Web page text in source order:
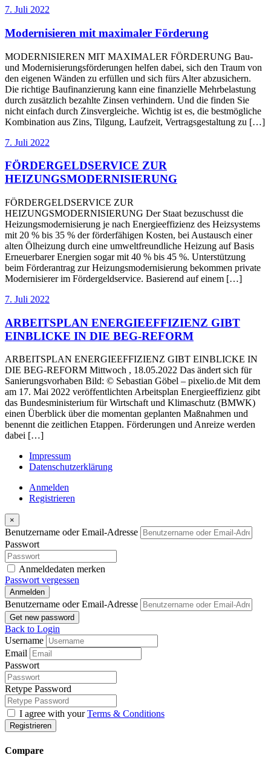
7. Juli 2022
Modernisieren mit maximaler Förderung
MODERNISIEREN MIT MAXIMALER FÖRDERUNG Bau-
und Modernisierungsförderungen helfen dabei, sich den Traum von
den eigenen Wänden zu erfüllen und sich fürs Alter abzusichern.
Die richtige Baufinanzierung kann eine finanzielle Mehrbelastung
durch zusätzlich bezahlte Zinsen verhindern. Und die finden Sie
nicht einfach durch Zinsvergleiche. Wichtig ist es, die bestmögliche
Kombination aus Zins, Tilgung, Laufzeit, Vertragsgestaltung zu […]
7. Juli 2022
FÖRDERGELDSERVICE ZUR
HEIZUNGSMODERNISIERUNG
FÖRDERGELDSERVICE ZUR
HEIZUNGSMODERNISIERUNG Der Staat bezuschusst die
Heizungsmodernisierung je nach Energieeffizienz des Heizsystems
mit 20 % bis 35 % der förderfähigen Kosten, bei Austausch einer
alten Ölheizung durch eine umweltfreundliche Heizung auf Basis
Erneuerbarer Energien sogar mit 40 % bis 45 %. Unterstützung
beim Förderantrag zur Heizungsmodernisierung bekommen private
Modernisierer im Fördergeldservice. Basierend auf einem […]
7. Juli 2022
ARBEITSPLAN ENERGIEEFFIZIENZ GIBT
EINBLICKE IN DIE BEG-REFORM
ARBEITSPLAN ENERGIEEFFIZIENZ GIBT EINBLICKE IN
DIE BEG-REFORM Mittwoch , 18.05.2022 Das ändert sich für
Sanierungsvorhaben Bild: © Sebastian Göbel – pixelio.de Mit dem
am 17. Mai 2022 veröffentlichten Arbeitsplan Energieeffizienz gibt
das Bundesministerium für Wirtschaft und Klimaschutz (BMWK)
einen Überblick über die momentan geplanten Maßnahmen und
benennt die zeitlichen Etappen. Förderungen und Anreize werden
dabei […]
Impressum
Datenschutzerklärung
Anmelden
Registrieren
×
Benutzername oder Email-Adresse
Passwort
Anmeldedaten merken
Passwort vergessen
Anmelden
Benutzername oder Email-Adresse
Get new password
Back to Login
Username
Email
Passwort
Retype Password
I agree with yourTerms & Conditions
Registrieren
Compare